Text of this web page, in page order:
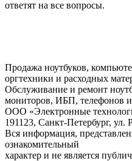
ответят на все вопросы.
Продажа ноутбуков,
оргтехники и расходных
Обслуживание и ремонт
мониторов, ИБП, телефонов и
ООО «Электронные
191123, Санкт-Петербург, ул.
Вся информация,
ознакомительный
характер и не является